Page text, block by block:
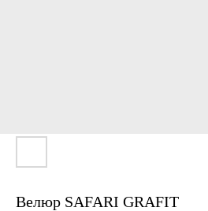
Велюр SAFARI GRAFIT